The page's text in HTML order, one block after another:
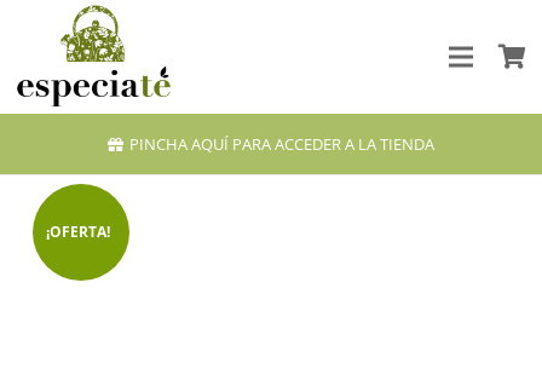
PINCHA AQUÍ PARA ACCEDER A LA TIENDA
¡OFERTA!